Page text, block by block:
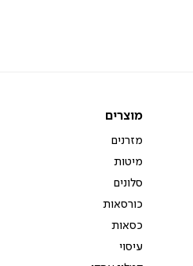
מוצרים
מוצרים
מזרנים
מיטות
סלונים
כורסאות
כסאות
עיסוי